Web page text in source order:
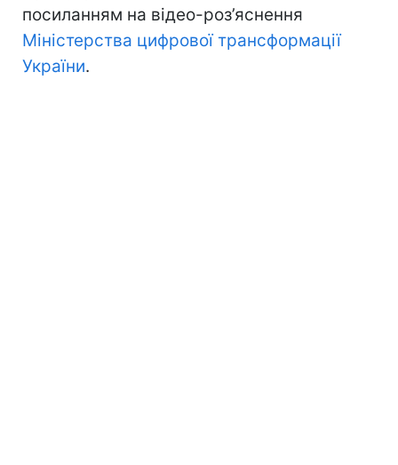
посиланням на відео-роз’яснення
Міністерства цифрової трансформації
України.